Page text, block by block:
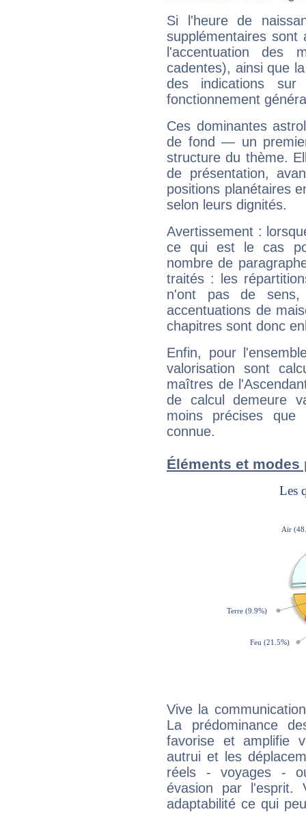
Si l'heure de
supplémentaires sont
l'accentuation des
cadentes), ainsi que
des indications sur
fonctionnement
Ces dominantes
de fond — un
structure du thème.
de présentation,
positions planétaires
selon leurs dignités.
Avertissement :
ce qui est le cas
nombre de
traités : les
n'ont pas de sens,
accentuations de
chapitres sont donc
Enfin, pour
valorisation sont
maîtres de
de calcul demeure
moins précises que
connue.
Éléments et modes
Vive la
La prédominance
favorise et amplifie
autrui et les
réels - voyages -
évasion par l'esprit.
adaptabilité ce qui